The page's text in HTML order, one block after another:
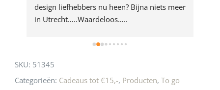
design liefhebbers nu heen? Bijna niets meer
in Utrecht…..Waardeloos…..
SKU: 51345
Categorieën: Cadeaus tot €15,-, Producten, To go